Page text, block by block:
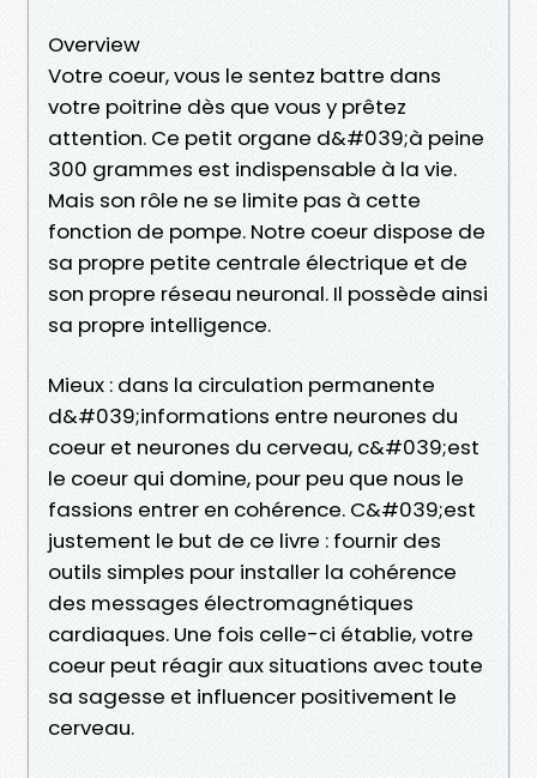
Overview
Votre coeur, vous le sentez battre dans
votre poitrine dès que vous y prêtez
attention. Ce petit organe d&#039;à peine
300 grammes est indispensable à la vie.
Mais son rôle ne se limite pas à cette
fonction de pompe. Notre coeur dispose de
sa propre petite centrale électrique et de
son propre réseau neuronal. Il possède ainsi
sa propre intelligence.
Mieux : dans la circulation permanente
d&#039;informations entre neurones du
coeur et neurones du cerveau, c&#039;est
le coeur qui domine, pour peu que nous le
fassions entrer en cohérence. C&#039;est
justement le but de ce livre : fournir des
outils simples pour installer la cohérence
des messages électromagnétiques
cardiaques. Une fois celle-ci établie, votre
coeur peut réagir aux situations avec toute
sa sagesse et influencer positivement le
cerveau.